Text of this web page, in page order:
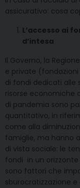
assicurativo: cosa
L’accesso ai
d’intesa
Il Governo, la
e private
di fondi dedicati alle
risorse economiche
di pandemia sono
quantitativo, in
come alla
famiglie, ma hanno
di vista sociale: le
fondi in un
sono fattori che
sburocratizzazione